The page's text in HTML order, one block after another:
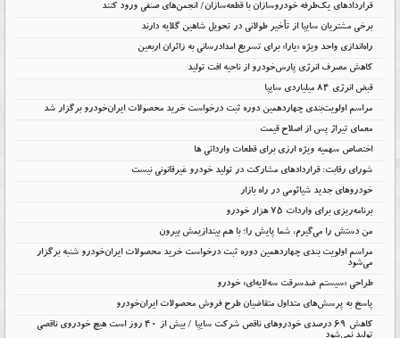
قراردادهای یک‌طرفه خودروسازان با قطعه‌سازان/ انجمن‌های صنفی ورود کنند
برخی مشتریان سایپا از تأخیر طولانی در تحویل شاهین گلایه دارند
راه‌اندازی واحد ویژه «یارا» برای تسریع امدادرسانی به زائران اربعین
کاهش مصرف انرژی پارس‌خودرو از ناحیه افت تولید
قبض انرژی ۸۴ میلیاردی سایپا
مراسم اولویت‌بندی چهاردهمین دوره ثبت درخواست خرید محصولات ایران‌خودرو برگزار شد
معمای تیراژ پس از اصلاح قیمت
اختصاص سهمیه ویژه ارزی برای قطعات وارداتی ها
شورای رقابت: قراردادهای مشارکت در تولید خودرو غیرقانونی نیست
خودروهای جدید شیائومی در راه بازار
برنامه‌ریزی برای واردات ۷۵ هزار خودرو
من دستش را می‌گیرم، شما پایش را؛ با هم بیندازیمش بیرون
مراسم اولویت بندی چهاردهمین دوره ثبت درخواست خرید محصولات ایران‌خودرو شنبه برگزار
می‌شود
طراحی «سیستم ضدسرقت سه‌لایه‌ای» خودرو
پاسخ به پرسش‌های متداول متقاضیان طرح فروش محصولات ایران‌خودرو
کاهش ۶۹ درصدی خودروهای ناقص شرکت سایپا / بیش از ۴۰ روز است هیچ خودروی ناقصی